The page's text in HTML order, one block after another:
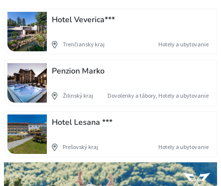
Hotel Veverica***
Trenčiansky kraj Hotely a ubytovanie
Penzion Marko
Žilinský kraj Dovolenky a tábory, Hotely a ubytovanie
Hotel Lesana ***
Prešovský kraj Hotely a ubytovanie